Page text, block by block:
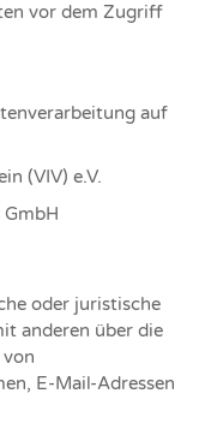
vor dem Zugriff
auf
(VIV) e.V.
oder juristische
anderen über die
E-Mail-Adressen